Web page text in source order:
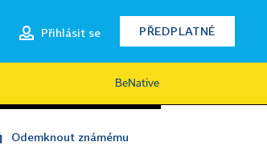
Přihlásit se PŘEDPLATNÉ
BeNative
Odemknout známému